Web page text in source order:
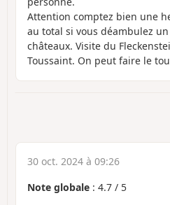
Attention comptez bien une
au total si vous déambulez
châteaux. Visite du
Toussaint. On peut faire le
30 oct. 2024 à 09:26
Note globale : 4.7 / 5